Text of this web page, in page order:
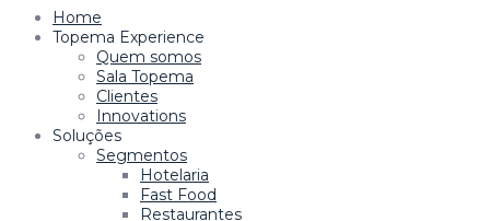
Home
Topema Experience
Quem somos
Sala Topema
Clientes
Innovations
Soluções
Segmentos
Hotelaria
Fast Food
Restaurantes